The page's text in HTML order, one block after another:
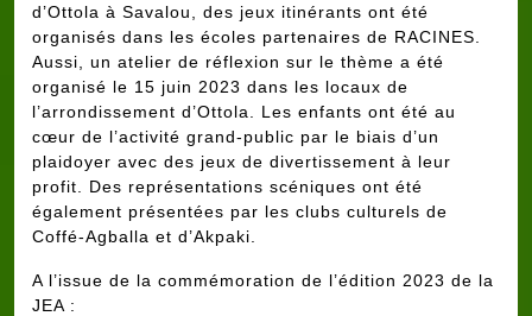
d’Ottola à Savalou, des jeux itinérants ont été
organisés dans les écoles partenaires de RACINES.
Aussi, un atelier de réflexion sur le thème a été
organisé le 15 juin 2023 dans les locaux de
l’arrondissement d’Ottola. Les enfants ont été au
cœur de l’activité grand-public par le biais d’un
plaidoyer avec des jeux de divertissement à leur
profit. Des représentations scéniques ont été
également présentées par les clubs culturels de
Coffé-Agballa et d’Akpaki.
A l’issue de la commémoration de l’édition 2023 de la
JEA :